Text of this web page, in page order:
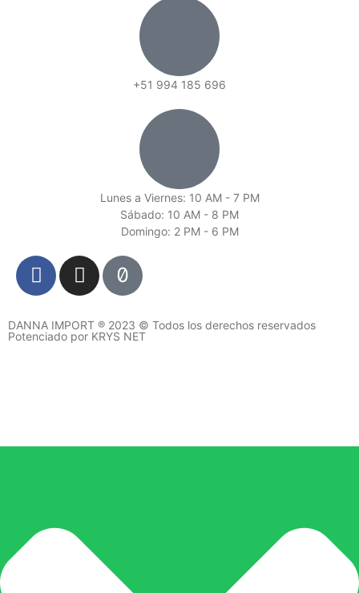
+51 994 185 696
Lunes a Viernes: 10 AM - 7 PM
Sábado: 10 AM - 8 PM
Domingo: 2 PM - 6 PM
DANNA IMPORT ® 2023 © Todos los derechos reservados
Potenciado por KRYS NET